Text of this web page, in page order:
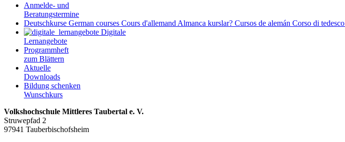
Anmelde- und
Beratungstermine
Deutschkurse German courses Cours d'allemand Almanca kurslar? Cursos de alemán Corso di tedesco
Digitale
Lernangebote
Programmheft
zum Blättern
Aktuelle
Downloads
Bildung schenken
Wunschkurs
Volkshochschule Mittleres Taubertal e. V.
Struwepfad 2
97941 Tauberbischofsheim